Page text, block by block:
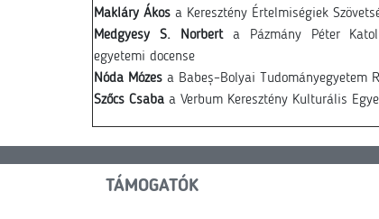
Makláry Ákos a Keresztény Értelmiségiek
Medgyesy S. Norberta Pázmány Péter
egyetemi docense
Nóda Mózes a Babeș–Bolyai Tudományegyetem
Szőcs Csaba a Verbum Keresztény Kulturális
TÁMOGATÓK